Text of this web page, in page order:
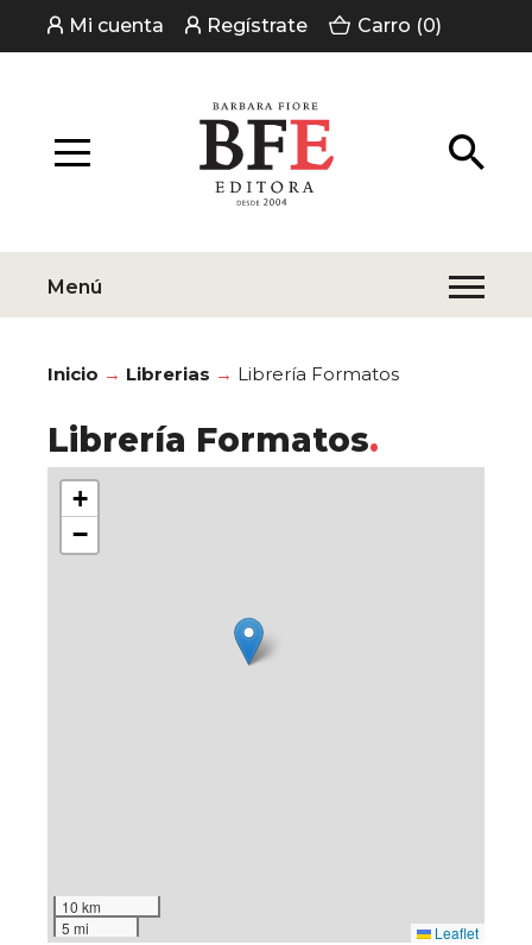
Mi cuenta Regístrate Carro (0)
Menú
Inicio Librerias Librería Formatos
Librería Formatos
+
−
10 km
5 mi
Leaflet